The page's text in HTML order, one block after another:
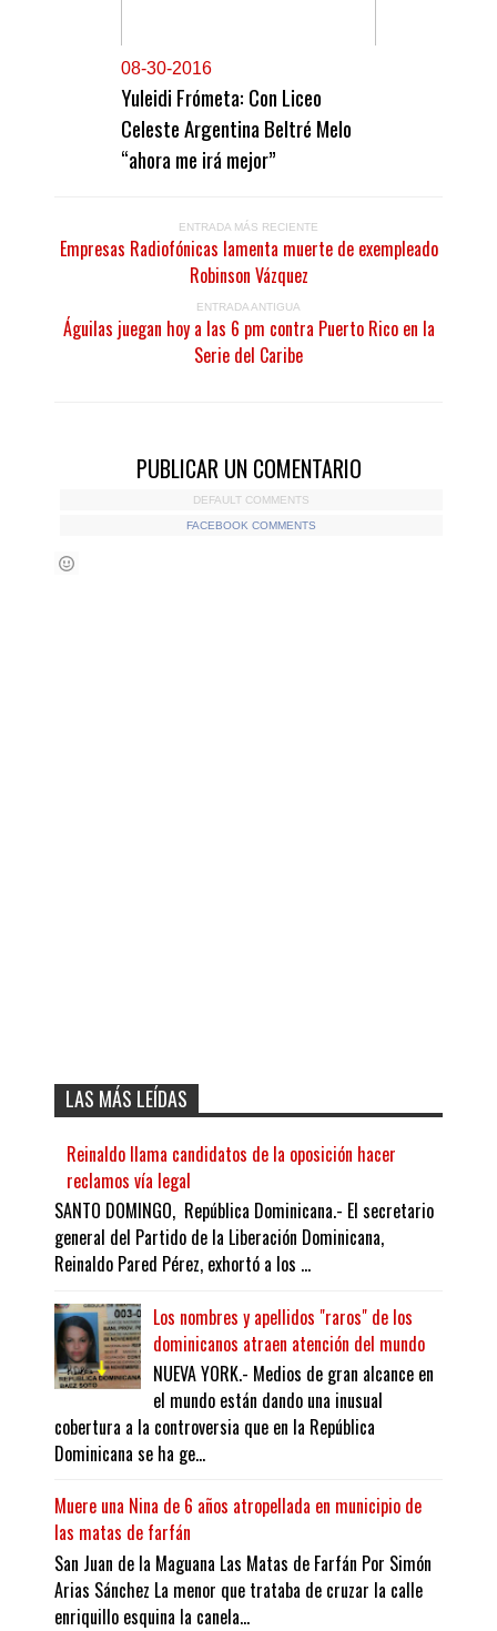
08-30-2016
Yuleidi Frómeta: Con Liceo
Celeste Argentina Beltré Melo
“ahora me irá mejor”
ENTRADA MÁS RECIENTE
Empresas Radiofónicas lamenta muerte de exempleado
Robinson Vázquez
ENTRADA ANTIGUA
Águilas juegan hoy a las 6 pm contra Puerto Rico en la
Serie del Caribe
PUBLICAR UN COMENTARIO
DEFAULT COMMENTS
FACEBOOK COMMENTS
LAS MÁS LEÍDAS
Reinaldo llama candidatos de la oposición hacer
reclamos vía legal
SANTO DOMINGO, República Dominicana.- El secretario
general del Partido de la Liberación Dominicana,
Reinaldo Pared Pérez, exhortó a los ...
Los nombres y apellidos "raros" de los
dominicanos atraen atención del mundo
NUEVA YORK.- Medios de gran alcance en
el mundo están dando una inusual
cobertura a la controversia que en la República
Dominicana se ha ge...
Muere una Nina de 6 años atropellada en municipio de
las matas de farfán
San Juan de la Maguana Las Matas de Farfán Por Simón
Arias Sánchez La menor que trataba de cruzar la calle
enriquillo esquina la canela...